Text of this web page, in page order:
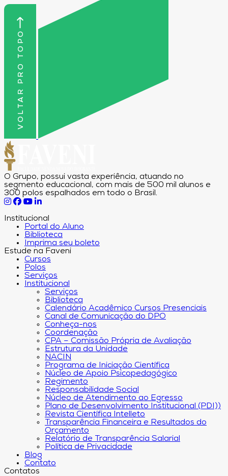
VOLTAR PRO TOPO
O Grupo, possui vasta experiência, atuando no
segmento educacional, com mais de 500 mil alunos e
300 polos espalhados em todo o Brasil.
Institucional
Portal do Aluno
Biblioteca
Imprima seu boleto
Estude na Faveni
Cursos
Polos
Serviços
Institucional
Serviços
Biblioteca
Calendário Acadêmico Cursos Presenciais
Canal de Comunicação do DPO
Conheça-nos
Coordenação
CPA – Comissão Própria de Avaliação
Estrutura da Unidade
NACIN
Programa de Iniciação Científica
Núcleo de Apoio Psicopedagógico
Regimento
Responsabilidade Social
Núcleo de Atendimento ao Egresso
Plano de Desenvolvimento Institucional (PDI))
Revista Científica Intelleto
Transparência Financeira e Resultados do
Orçamento
Relatório de Transparência Salarial
Política de Privacidade
Blog
Contato
Contatos